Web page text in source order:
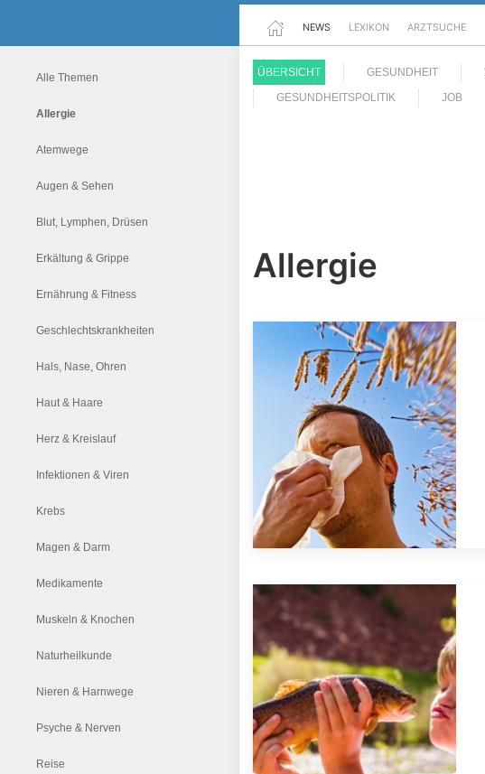
NEWS LEXIKON ARZTSUCHE
Alle Themen
Allergie
Atemwege
Augen & Sehen
Blut, Lymphen, Drüsen
Erkältung & Grippe
Ernährung & Fitness
Geschlechtskrankheiten
Hals, Nase, Ohren
Haut & Haare
Herz & Kreislauf
Infektionen & Viren
Krebs
Magen & Darm
Medikamente
Muskeln & Knochen
Naturheilkunde
Nieren & Harnwege
Psyche & Nerven
Reise
ÜBERSICHT GESUNDHEIT
GESUNDHEITSPOLITIK
JOB
Allergie